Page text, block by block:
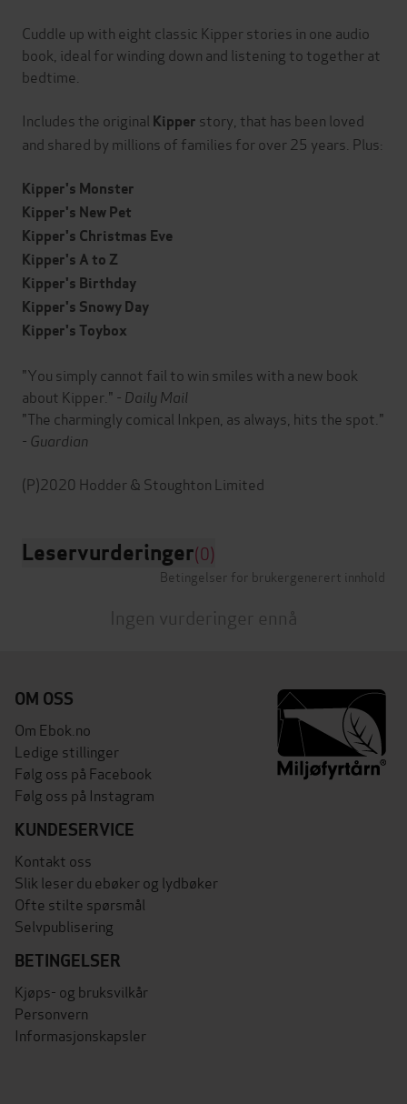
Cuddle up with eight classic Kipper stories in one audio
book, ideal for winding down and listening to together at
bedtime.
Includes the original Kipper story, that has been loved
and shared by millions of families for over 25 years. Plus:
Kipper's Monster
Kipper's New Pet
Kipper's Christmas Eve
Kipper's A to Z
Kipper's Birthday
Kipper's Snowy Day
Kipper's Toybox
"You simply cannot fail to win smiles with a new book
about Kipper." - Daily Mail
"The charmingly comical Inkpen, as always, hits the spot."
- Guardian
Leservurderinger(0)
Betingelser for brukergenerert innhold
Ingen vurderinger ennå
OM OSS
Om Ebok.no
Ledige stillinger
Følg oss på Facebook
Følg oss på Instagram
KUNDESERVICE
Kontakt oss
Slik leser du ebøker og lydbøker
Ofte stilte spørsmål
Selvpublisering
BETINGELSER
Kjøps- og bruksvilkår
Personvern
Informasjonskapsler